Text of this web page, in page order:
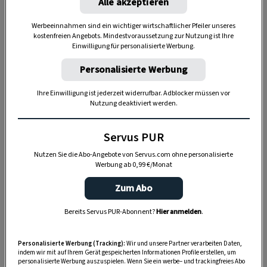
unverwechselbaren Charme.
Oybin/Lückendorfist dank der bizarren
Felsformationen des Zittauer Gebirges ein
beliebter Urlaubsort für Wanderer und
Kletterer. Hoch über dem Tal thronen Burg
und Kloster Oybin, während die Bergkirche
als Kleinod des Bauernbarock gilt.
ist mit seiner KRABAT-Mühle
untrennbar mit der Sage um den
Müllerburschen Krabat verbunden, der von
seinem Lehrmeister in die schwarzen Künste
eingeführt wurde. Außerdem warten
der zwanzig Seen und gelebte sorbische
Tradition.
Werbeeinnahmen sind ein wichtiger wirtschaftlicher Pfeiler unseres
kostenfreien Angebots. Mindestvoraussetzung zur Nutzung ist Ihre
Einwilligung für personalisierte Werbung.
Personalisierte Werbung
Ihre Einwilligung ist jederzeit widerrufbar. Adblocker müssen vor
Nutzung deaktiviert werden.
Servus PUR
Nutzen Sie die Abo-Angebote von Servus.com ohne personalisierte
Werbung ab 0,99 €/Monat
Zum Abo
Bereits Servus PUR-Abonnent?Hier anmelden.
Personalisierte Werbung (Tracking): Wir und unsere Partner verarbeiten Daten,
indem wir mit auf Ihrem Gerät gespeicherten Informationen Profile erstellen, um
personalisierte Werbung auszuspielen. Wenn Sie ein werbe– und trackingfreies Abo